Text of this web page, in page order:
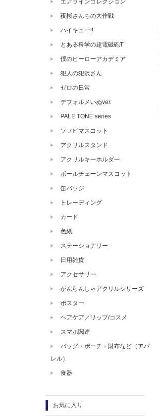
エアラインコレクション
夜桜さんちの大作戦
ハイキュー!!
とある科学の超電磁砲T
僕のヒーローアカデミア
犯人の犯沢さん
ゼロの日常
デフォルメいぬver.
PALE TONE series
ソフビマスコット
アクリルスタンド
アクリルキーホルダー
ボールチェーンマスコット
缶バッジ
トレーディング
カード
色紙
ステーショナリー
日用雑貨
アクセサリー
かんらんしゃアクリルシリーズ
ポスター
ヘアケア／リップ/コスメ
スマホ関連
バッグ・ポーチ・財布など（アパ
レル）
食器
お気に入り